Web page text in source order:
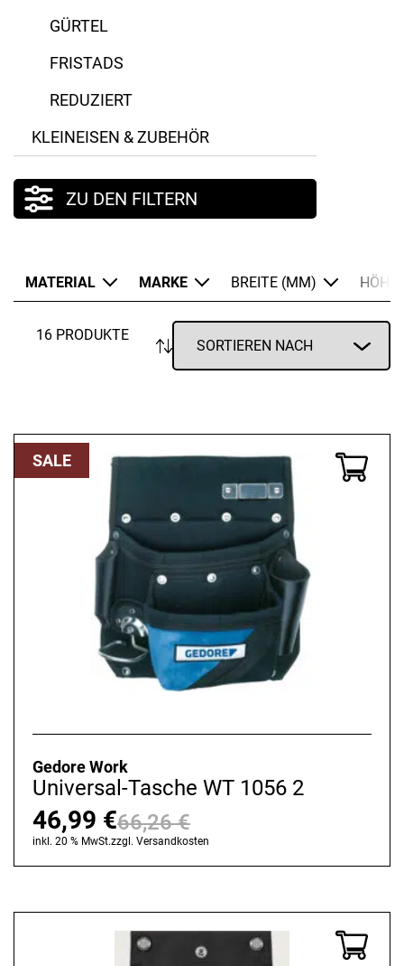
GÜRTEL
FRISTADS
REDUZIERT
KLEINEISEN & ZUBEHÖR
ZU DEN FILTERN
MATERIAL MARKE BREITE (MM) HÖHE
16 PRODUKTE
SALE
Gedore Work
Universal-Tasche WT 1056 2
66,26€
Ursprünglicher
war:
66,26 €
46,99 €
Aktueller
ist:
46,99 €.
inkl. 20 % MwSt.zzgl. Versandkosten